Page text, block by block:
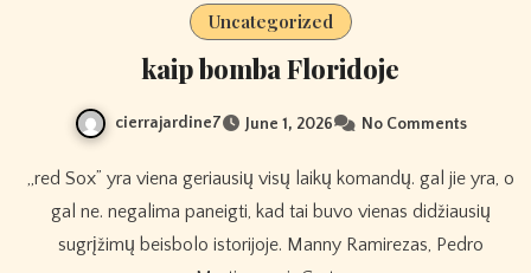
Uncategorized
kaip bomba Floridoje
cierrajardine7 June 1, 2026 No Comments
„red Sox” yra viena geriausių visų laikų komandų. gal jie yra, o
gal ne. negalima paneigti, kad tai buvo vienas didžiausių
sugrįžimų beisbolo istorijoje. Manny Ramirezas, Pedro